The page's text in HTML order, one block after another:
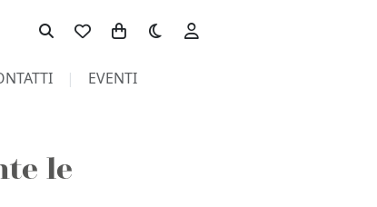
Toggle theme
EVENTI
le